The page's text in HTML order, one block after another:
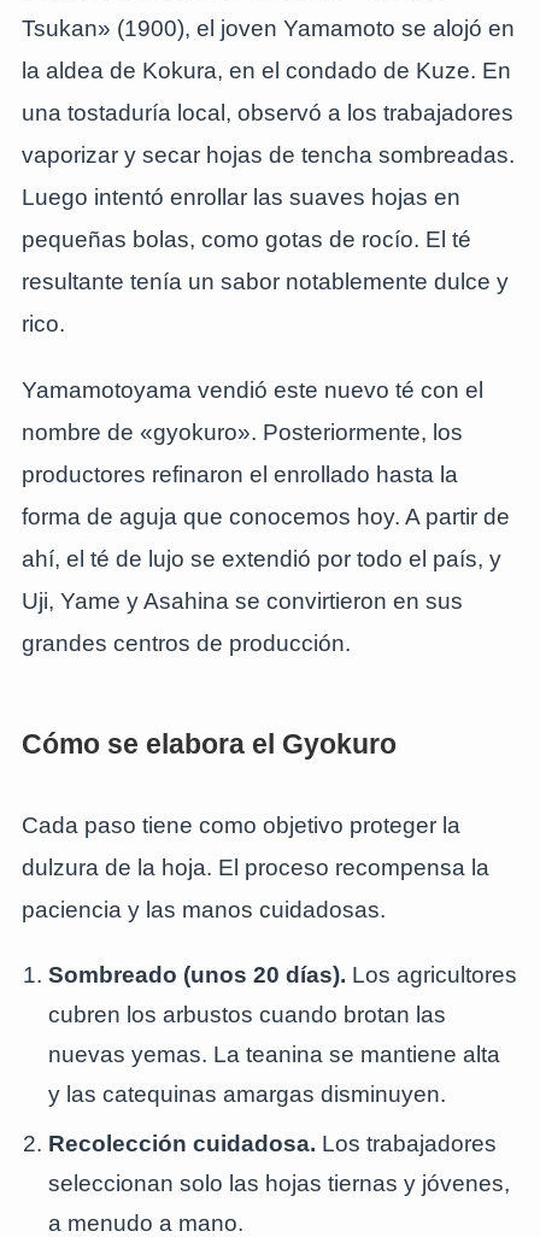
Tsukan» (1900), el joven Yamamoto se alojó en
la aldea de Kokura, en el condado de Kuze. En
una tostaduría local, observó a los trabajadores
vaporizar y secar hojas de tencha sombreadas.
Luego intentó enrollar las suaves hojas en
pequeñas bolas, como gotas de rocío. El té
resultante tenía un sabor notablemente dulce y
rico.
Yamamotoyama vendió este nuevo té con el
nombre de «gyokuro». Posteriormente, los
productores refinaron el enrollado hasta la
forma de aguja que conocemos hoy. A partir de
ahí, el té de lujo se extendió por todo el país, y
Uji, Yame y Asahina se convirtieron en sus
grandes centros de producción.
Cómo se elabora el Gyokuro
Cada paso tiene como objetivo proteger la
dulzura de la hoja. El proceso recompensa la
paciencia y las manos cuidadosas.
Sombreado (unos 20 días). Los agricultores
cubren los arbustos cuando brotan las
nuevas yemas. La teanina se mantiene alta
y las catequinas amargas disminuyen.
Recolección cuidadosa. Los trabajadores
seleccionan solo las hojas tiernas y jóvenes,
a menudo a mano.